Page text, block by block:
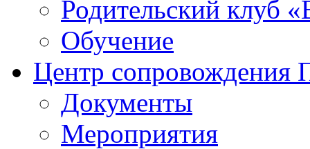
Родительский клуб
Обучение
Центр сопровождения
Документы
Мероприятия